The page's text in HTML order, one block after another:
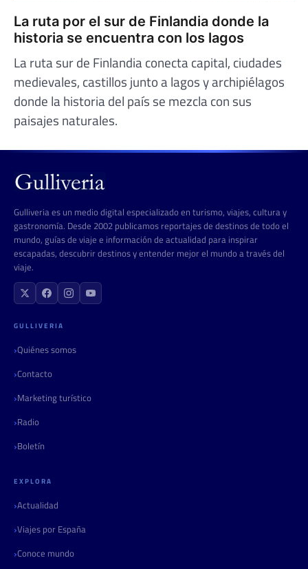
La ruta por el sur de Finlandia donde la
historia se encuentra con los lagos
La ruta sur de Finlandia conecta capital, ciudades
medievales, castillos junto a lagos y archipiélagos
donde la historia del país se mezcla con sus
paisajes naturales.
Gulliveria es un medio digital especializado en turismo, viajes, cultura y
gastronomía. Desde 2002 publicamos reportajes de destinos de todo el
mundo, guías de viaje e información de actualidad para inspirar
escapadas, descubrir destinos y entender mejor el mundo a través del
viaje.
GULLIVERIA
Quiénes somos
Contacto
Marketing turístico
Radio
Boletín
EXPLORA
Actualidad
Viajes por España
Conoce mundo